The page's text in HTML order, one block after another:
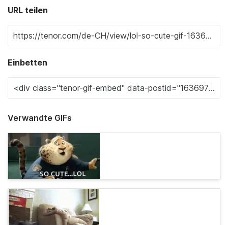
URL teilen
Einbetten
Verwandte GIFs